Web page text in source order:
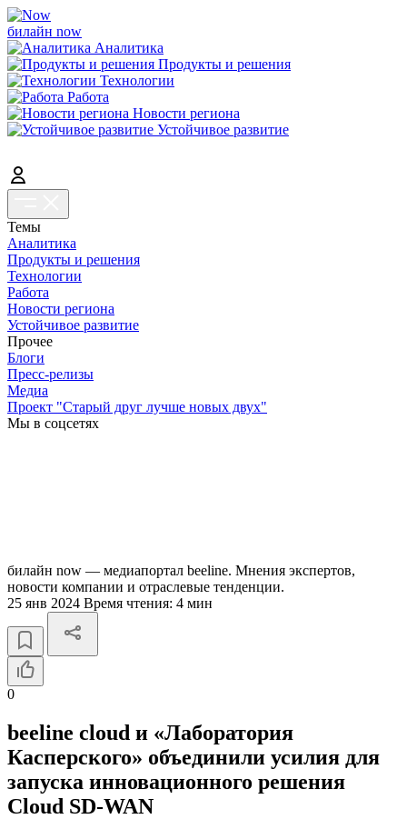
билайн now
Аналитика
Продукты и решения
Технологии
Работа
Новости региона
Устойчивое развитие
Темы
Аналитика
Продукты и решения
Технологии
Работа
Новости региона
Устойчивое развитие
Прочее
Блоги
Пресс-релизы
Медиа
Проект "Старый друг лучше новых двух"
Мы в соцсетях
билайн now — медиапортал beeline. Мнения экспертов,
новости компании и отраслевые тенденции.
25 янв 2024 Время чтения: 4 мин
0
beeline cloud и «Лаборатория
Касперского» объединили усилия для
запуска инновационного решения
Cloud SD-WAN